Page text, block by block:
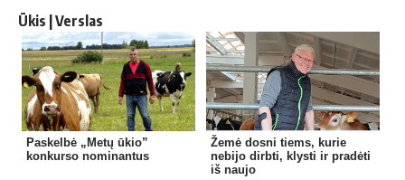
Ūkis | Verslas
Paskelbė „Metų ūkio”
konkurso nominantus
Žemė dosni tiems, kurie
nebijo dirbti, klysti ir pradėti
iš naujo